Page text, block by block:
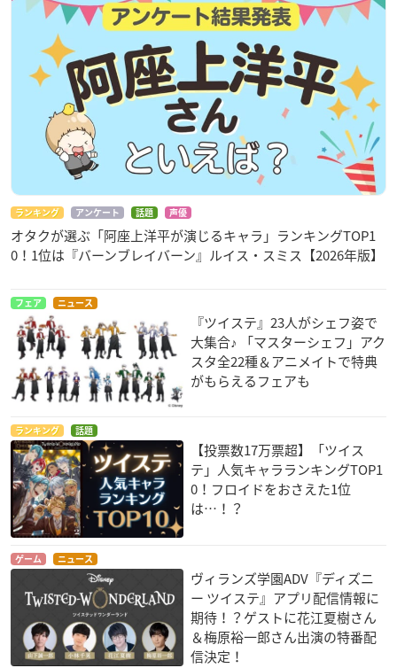
ランキング アンケート 話題 声優
オタクが選ぶ「阿座上洋平が演じるキャラ」ランキングTOP1
0！1位は『バーンブレイバーン』ルイス・スミス【2026年版】
フェア ニュース
『ツイステ』23人がシェフ姿で
大集合♪ 「マスターシェフ」アク
スタ全22種＆アニメイトで特典
がもらえるフェアも
ランキング 話題
【投票数17万票超】「ツイス
テ」人気キャラランキングTOP1
0！フロイドをおさえた1位
は…！？
ゲーム ニュース
ヴィランズ学園ADV『ディズニ
ー ツイステ』アプリ配信情報に
期待！？ゲストに花江夏樹さん
＆梅原裕一郎さん出演の特番配
信決定！